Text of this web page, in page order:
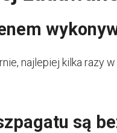
najlepiej kilka razy
są